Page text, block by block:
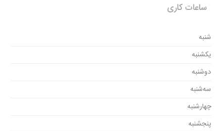
ساعات کاری
شنبه
یکشنبه
دوشنبه
سه‌شنبه
چهارشنبه
پنجشنبه